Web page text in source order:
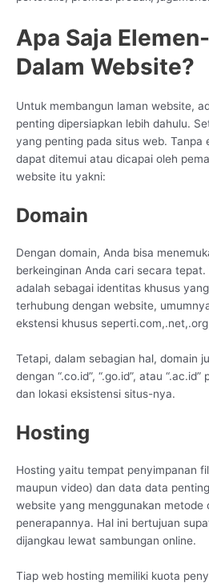
Apa Saja
Dalam Website?
Untuk membangun laman website,
penting dipersiapkan lebih dahulu.
yang penting pada situs web. Tanpa
dapat ditemui atau dicapai oleh
website itu yakni:
Domain
Dengan domain, Anda bisa
berkeinginan Anda cari secara tepat.
adalah sebagai identitas khusus
terhubung dengan website,
ekstensi khusus
Tetapi, dalam sebagian hal, domain
dengan “.co.id”, “.go.id”, atau
dan lokasi eksistensi situs-nya.
Hosting
Hosting yaitu tempat penyimpanan
maupun video) dan data data
website yang menggunakan metode
penerapannya. Hal ini bertujuan
dijangkau lewat sambungan online.
Tiap web hosting memiliki kuota